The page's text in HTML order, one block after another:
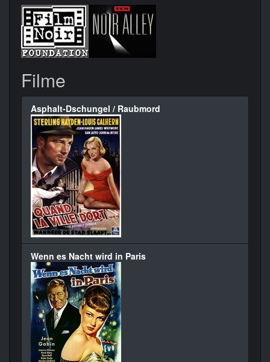
Filme
Asphalt-Dschungel / Raubmord
Wenn es Nacht wird in Paris